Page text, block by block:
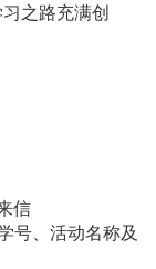
之路充满创
信
号、活动名称及